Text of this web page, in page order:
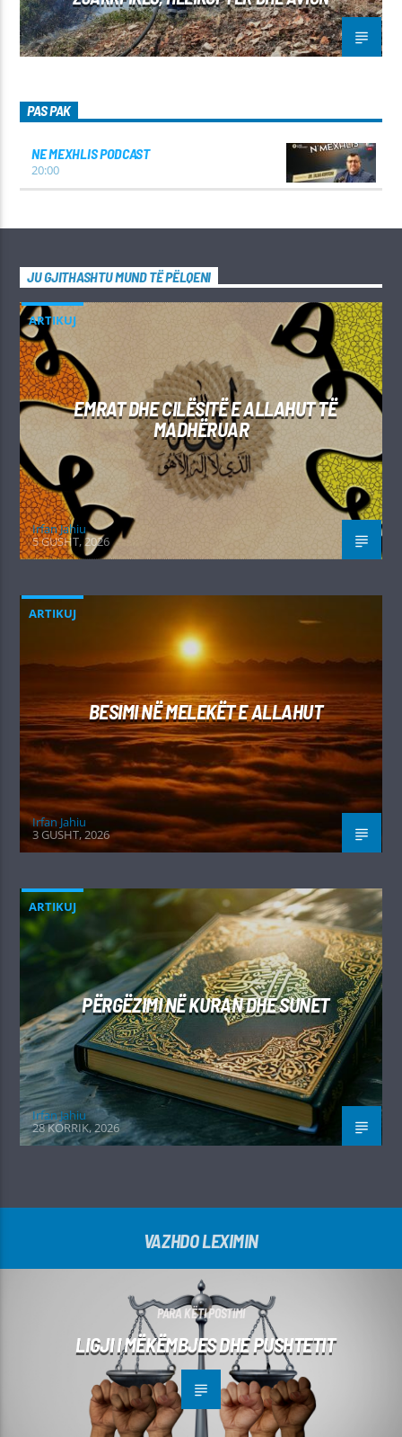
PAS PAK
NE MEXHLIS PODCAST
20:00
JU GJITHASHTU MUND TË PËLQENI
ARTIKUJ
EMRAT DHE CILËSITË E ALLAHUT TË
MADHËRUAR
Irfan Jahiu
5 GUSHT, 2026
ARTIKUJ
BESIMI NË MELEKËT E ALLAHUT
Irfan Jahiu
3 GUSHT, 2026
ARTIKUJ
PËRGËZIMI NË KURAN DHE SUNET
Irfan Jahiu
28 KORRIK, 2026
VAZHDO LEXIMIN
PARA KËTI POSTIMI
LIGJI I MËKËMBJES DHE PUSHTETIT